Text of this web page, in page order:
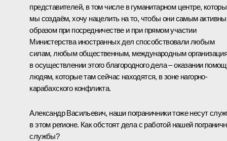
представителей, в том числе в гуманитарном центре,
мы создаём, хочу нацелить на то, чтобы они самым
образом при посредничестве и при прямом участии
Министерства иностранных дел способствовали любым
силам, любым общественным, международным
в осуществлении этого благородного дела – оказании
людям, которые там сейчас находятся, в зоне нагорно-
карабахского конфликта.
Александр Васильевич, наши пограничники тоже несут
в этом регионе. Как обстоят дела с работой нашей
службы?